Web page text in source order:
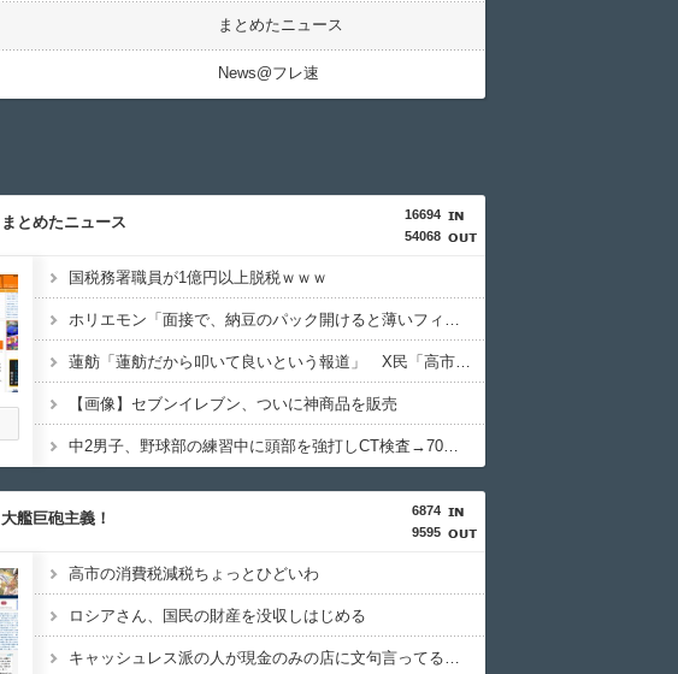
まとめたニュース
News@フレ速
16694
54068
まとめたニュース
国税務署職員が1億円以上脱税ｗｗｗ
ホリエモン「面接で、納豆のパック開けると薄いフィルム入ってるけどあれなんのためか教えてって聞くわけ」
蓮舫「蓮舫だから叩いて良いという報道」 X民「高市だから叩いて良いをやってるのがお前だろ」
【画像】セブンイレブン、ついに神商品を販売
中2男子、野球部の練習中に頭部を強打しCT検査→70代医師「問題ないです」→他人のCT画像で中学生死亡
6874
9595
大艦巨砲主義！
高市の消費税減税ちょっとひどいわ
ロシアさん、国民の財産を没収しはじめる
キャッシュレス派の人が現金のみの店に文句言ってるのってどう思う？